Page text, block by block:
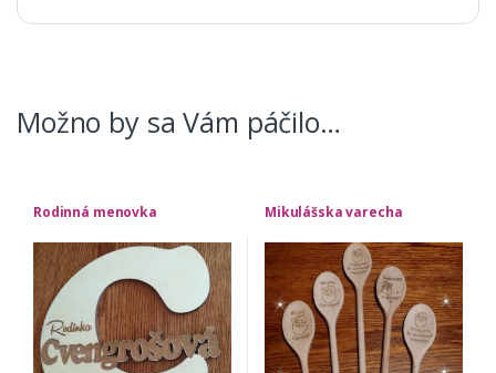
Možno by sa Vám páčilo…
Rodinná menovka Mikulášska varecha